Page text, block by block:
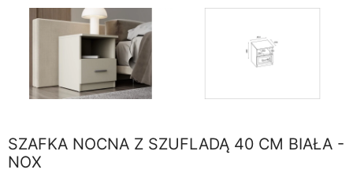
SZAFKA NOCNA Z SZUFLADĄ 40 CM BIAŁA -
NOX